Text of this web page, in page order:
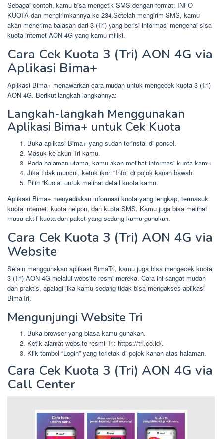
Sebagai contoh, kamu bisa mengetik SMS dengan format: INFO
KUOTA dan mengirimkannya ke 234.Setelah mengirim SMS, kamu
akan menerima balasan dari 3 (Tri) yang berisi informasi mengenai sisa
kuota internet AON 4G yang kamu miliki.
Cara Cek Kuota 3 (Tri) AON 4G via
Aplikasi Bima+
Aplikasi Bima+ menawarkan cara mudah untuk mengecek kuota 3 (Tri)
AON 4G. Berikut langkah-langkahnya:
Langkah-langkah Menggunakan
Aplikasi Bima+ untuk Cek Kuota
Buka aplikasi Bima+ yang sudah terinstal di ponsel.
Masuk ke akun Tri kamu.
Pada halaman utama, kamu akan melihat informasi kuota kamu.
Jika tidak muncul, ketuk ikon “Info” di pojok kanan bawah.
Pilih “Kuota” untuk melihat detail kuota kamu.
Aplikasi Bima+ menyediakan informasi kuota yang lengkap, termasuk
kuota internet, kuota nelpon, dan kuota SMS. Kamu juga bisa melihat
masa aktif kuota dan paket yang sedang kamu gunakan.
Cara Cek Kuota 3 (Tri) AON 4G via
Website
Selain menggunakan aplikasi BimaTri, kamu juga bisa mengecek kuota
3 (Tri) AON 4G melalui website resmi mereka. Cara ini sangat mudah
dan praktis, apalagi jika kamu sedang tidak bisa mengakses aplikasi
BimaTri.
Mengunjungi Website Tri
Buka browser yang biasa kamu gunakan.
Ketik alamat website resmi Tri: https://tri.co.id/.
Klik tombol “Login” yang terletak di pojok kanan atas halaman.
Cara Cek Kuota 3 (Tri) AON 4G via
Call Center